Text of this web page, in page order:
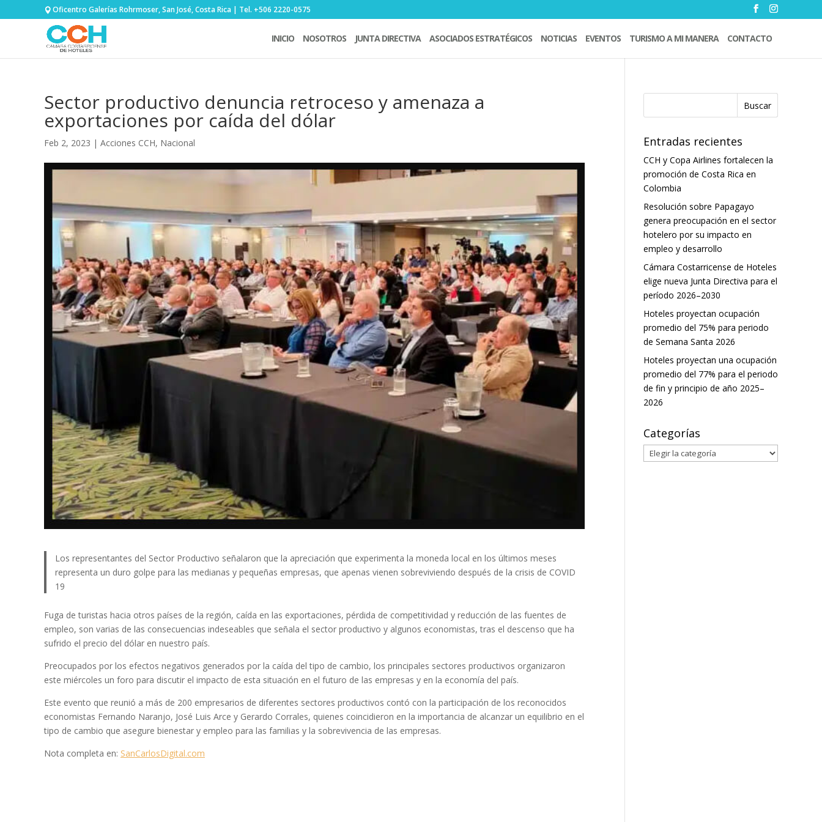
Oficentro Galerías Rohrmoser, San José, Costa Rica | Tel. +506 2220-0575
INICIO NOSOTROS JUNTA DIRECTIVA ASOCIADOS ESTRATÉGICOS NOTICIAS EVENTOS TURISMO A MI MANERA CONTACTO
Sector productivo denuncia retroceso y amenaza a
exportaciones por caída del dólar
Feb 2, 2023 | Acciones CCH, Nacional
Los representantes del Sector Productivo señalaron que la apreciación que experimenta la moneda local en los últimos meses
representa un duro golpe para las medianas y pequeñas empresas, que apenas vienen sobreviviendo después de la crisis de COVID
19
Fuga de turistas hacia otros países de la región, caída en las exportaciones, pérdida de competitividad y reducción de las fuentes de
empleo, son varias de las consecuencias indeseables que señala el sector productivo y algunos economistas, tras el descenso que ha
sufrido el precio del dólar en nuestro país.
Preocupados por los efectos negativos generados por la caída del tipo de cambio, los principales sectores productivos organizaron
este miércoles un foro para discutir el impacto de esta situación en el futuro de las empresas y en la economía del país.
Este evento que reunió a más de 200 empresarios de diferentes sectores productivos contó con la participación de los reconocidos
economistas Fernando Naranjo, José Luis Arce y Gerardo Corrales, quienes coincidieron en la importancia de alcanzar un equilibrio en el
tipo de cambio que asegure bienestar y empleo para las familias y la sobrevivencia de las empresas.
Nota completa en: SanCarlosDigital.com
Entradas recientes
CCH y Copa Airlines fortalecen la
promoción de Costa Rica en
Colombia
Resolución sobre Papagayo
genera preocupación en el sector
hotelero por su impacto en
empleo y desarrollo
Cámara Costarricense de Hoteles
elige nueva Junta Directiva para el
período 2026–2030
Hoteles proyectan ocupación
promedio del 75% para periodo
de Semana Santa 2026
Hoteles proyectan una ocupación
promedio del 77% para el periodo
de fin y principio de año 2025–
2026
Categorías
Categorías